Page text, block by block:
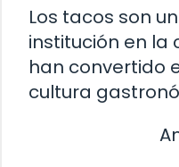
Los tacos son
institución en la
han convertido
cultura